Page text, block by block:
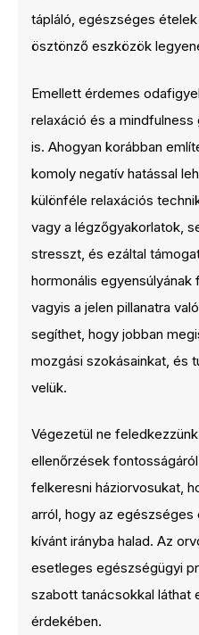
tápláló, egészséges
ösztönző eszközök
Emellett érdemes
relaxáció és a mindfulness
is. Ahogyan korábban
komoly negatív hatással
különféle relaxációs
vagy a légzőgyakorlatok,
stresszt, és ezáltal
hormonális egyensúlyának
vagyis a jelen pillanatra
segíthet, hogy jobban
mozgási szokásainkat, és
velük.
Végezetül ne
ellenőrzések
felkeresni háziorvosukat,
arról, hogy az
kívánt irányba halad. Az
esetleges egészségügyi
szabott tanácsokkal láthat
érdekében.